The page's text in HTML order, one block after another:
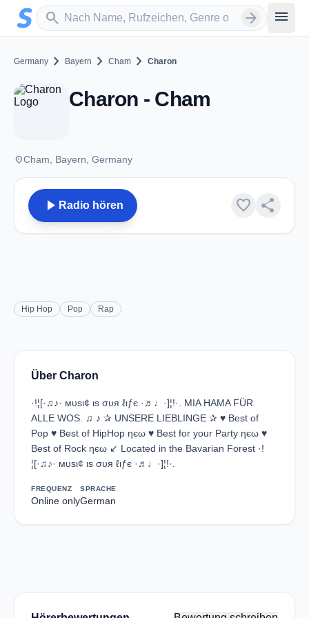
Zum Hauptinhalt springen
search
Sender suchen arrow_forward menu
Germany chevron_right Bayern chevron_right Cham chevron_right Charon
Charon - Cham
placeCham, Bayern, Germany
play_arrow Radio hören favorite share
Hip Hop Pop Rap
Über Charon
·!¦[·♫♪· мυѕι¢ ιѕ συя ℓιƒє ·♬♩·]¦!·. MIA HAMA FÜR
ALLE WOS. ♫ ♪ ✰ UNSERE LIEBLINGE ✰ ♥ Best of
Pop ♥ Best of HipHop ηєω ♥ Best for your Party ηєω ♥
Best of Rock ηєω ↙ Located in the Bavarian Forest ·!
¦[·♫♪· мυѕι¢ ιѕ συя ℓιƒє ·♬♩·]¦!·.
FREQUENZ
Online only
SPRACHE
German